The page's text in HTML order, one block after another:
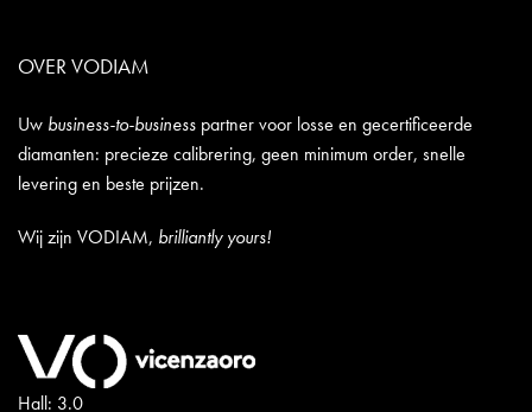
OVER VODIAM
Uw business-to-business partner voor losse en gecertificeerde
diamanten: precieze calibrering, geen minimum order, snelle
levering en beste prijzen.
Wij zijn VODIAM, brilliantly yours!
Hall: 3.0